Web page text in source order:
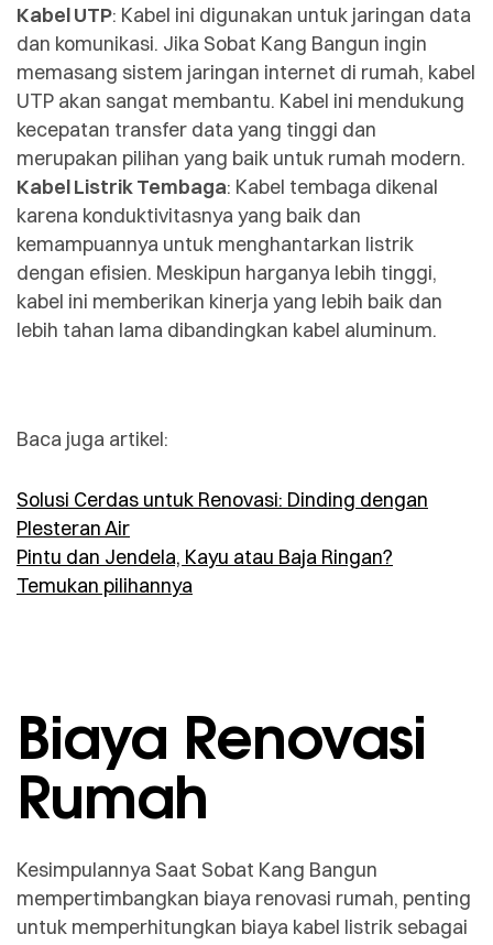
Kabel UTP: Kabel ini digunakan untuk jaringan data
dan komunikasi. Jika Sobat Kang Bangun ingin
memasang sistem jaringan internet di rumah, kabel
UTP akan sangat membantu. Kabel ini mendukung
kecepatan transfer data yang tinggi dan
merupakan pilihan yang baik untuk rumah modern.
Kabel Listrik Tembaga: Kabel tembaga dikenal
karena konduktivitasnya yang baik dan
kemampuannya untuk menghantarkan listrik
dengan efisien. Meskipun harganya lebih tinggi,
kabel ini memberikan kinerja yang lebih baik dan
lebih tahan lama dibandingkan kabel aluminum.
Baca juga artikel:
Solusi Cerdas untuk Renovasi: Dinding dengan
Plesteran Air
Pintu dan Jendela, Kayu atau Baja Ringan?
Temukan pilihannya
Biaya Renovasi
Rumah
Kesimpulannya Saat Sobat Kang Bangun
mempertimbangkan biaya renovasi rumah, penting
untuk memperhitungkan biaya kabel listrik sebagai